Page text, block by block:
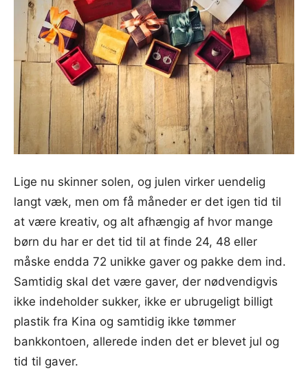
Lige nu skinner solen, og julen virker uendelig
langt væk, men om få måneder er det igen tid til
at være kreativ, og alt afhængig af hvor mange
børn du har er det tid til at finde 24, 48 eller
måske endda 72 unikke gaver og pakke dem ind.
Samtidig skal det være gaver, der nødvendigvis
ikke indeholder sukker, ikke er ubrugeligt billigt
plastik fra Kina og samtidig ikke tømmer
bankkontoen, allerede inden det er blevet jul og
tid til gaver.